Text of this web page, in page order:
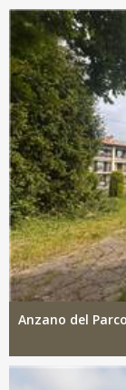
Anzano del Parco